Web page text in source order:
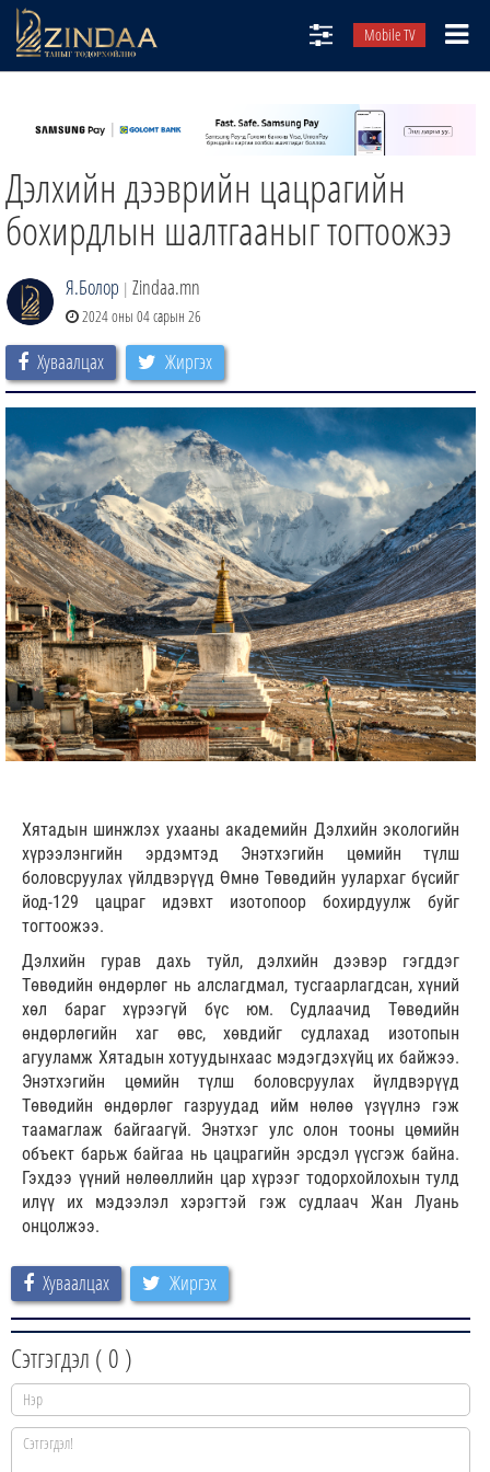
Mobile TV
ТВ8
ӨГЛӨӨНИЙ СОНИН
АУДИО ЗОХИОЛ
ЗИНДАА СЭТГҮҮЛ
Дэлхийн дээврийн цацрагийн
бохирдлын шалтгааныг тогтоожээ
Я.Болор | Zindaa.mn
2024 оны 04 сарын 26
Хуваалцах Жиргэх
Хятадын шинжлэх ухааны академийн Дэлхийн экологийн
хүрээлэнгийн эрдэмтэд Энэтхэгийн цөмийн түлш
боловсруулах үйлдвэрүүд Өмнө Төвөдийн уулархаг бүсийг
йод-129 цацраг идэвхт изотопоор бохирдуулж буйг
тогтоожээ.
Дэлхийн гурав дахь туйл, дэлхийн дээвэр гэгддэг
Төвөдийн өндөрлөг нь алслагдмал, тусгаарлагдсан, хүний
хөл бараг хүрээгүй бүс юм. Судлаачид Төвөдийн
өндөрлөгийн хаг өвс, хөвдийг судлахад изотопын
агууламж Хятадын хотуудынхаас мэдэгдэхүйц их байжээ.
Энэтхэгийн цөмийн түлш боловсруулах йүлдвэрүүд
Төвөдийн өндөрлөг газруудад ийм нөлөө үзүүлнэ гэж
таамаглаж байгаагүй. Энэтхэг улс олон тооны цөмийн
объект барьж байгаа нь цацрагийн эрсдэл үүсгэж байна.
Гэхдээ үүний нөлөөллийн цар хүрээг тодорхойлохын тулд
илүү их мэдээлэл хэрэгтэй гэж судлаач Жан Луань
онцолжээ.
Хуваалцах Жиргэх
Сэтгэгдэл ( 0 )